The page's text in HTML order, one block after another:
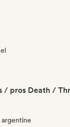
/ pros Death /